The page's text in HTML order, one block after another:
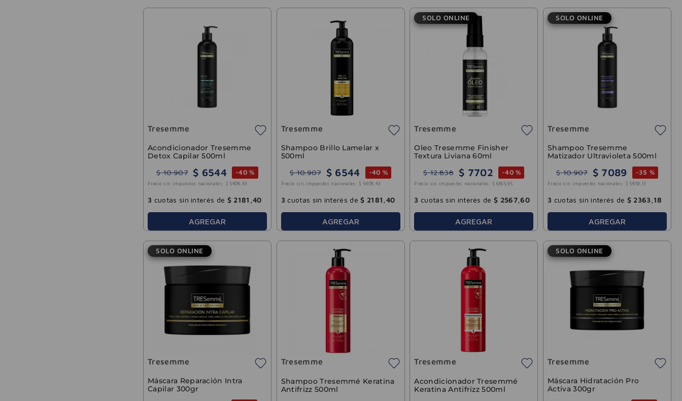
Tresemme
Acondicionador Tresemme
Detox Capilar 500ml
$ 10.907 $ 6544 -40 %
Precio sin impuestos nacionales: $ 5408 43
3 cuotas sin interés de $ 2181 40
AGREGAR
Tresemme
Shampoo Brillo Lamelar x
500ml
$ 10.907 $ 6544 -40 %
Precio sin impuestos nacionales: $ 5408 43
3 cuotas sin interés de $ 2181 40
AGREGAR
SOLO ONLINE
Tresemme
Oleo Tresemme Finisher
Textura Liviana 60ml
$ 12.838 $ 7702 -40 %
Precio sin impuestos nacionales: $ 6365,95
3 cuotas sin interés de $ 2567 ,60
AGREGAR
SOLO ONLINE
Tresemme
Shampoo Tresemme
Matizador Ultravioleta 500ml
$ 10.907 $ 7089 -35 %
Precio sin impuestos nacionales: $ 5859 13
3 cuotas sin interés de $ 2363 18
AGREGAR
SOLO ONLINE
Tresemme
Máscara Reparación Intra
Capilar 300gr
Tresemme
Shampoo Tresemmé Keratina
Antifrizz 500ml
Tresemme
Acondicionador Tresemmé
Keratina Antifrizz 500ml
SOLO ONLINE
Tresemme
Máscara Hidratación Pro
Activa 300gr